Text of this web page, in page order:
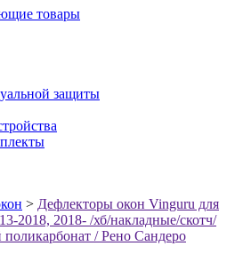
товары
защиты
> Дефлекторы окон Vinguru для
2018, 2018- /хб/накладные/скотч/
поликарбонат / Рено Сандеро